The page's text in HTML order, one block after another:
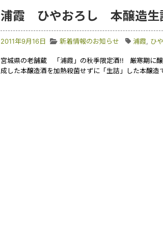
浦霞 ひやおろし 本醸造生
2011年9月16日 新着情報のお知らせ 浦霞, ひ
宮城県の老舗蔵 「浦霞」の秋季限定酒!! 厳寒期に醸
成した本醸造酒を加熱殺菌せずに「生詰」した本醸